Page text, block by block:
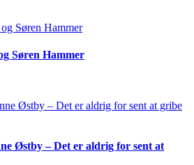
Søren Hammer
Østby – Det er aldrig for sent at